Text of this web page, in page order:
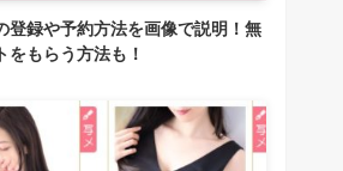
登録や予約方法を画像で説明！無
をもらう方法も！